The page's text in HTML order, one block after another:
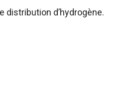
distribution d’hydrogène.